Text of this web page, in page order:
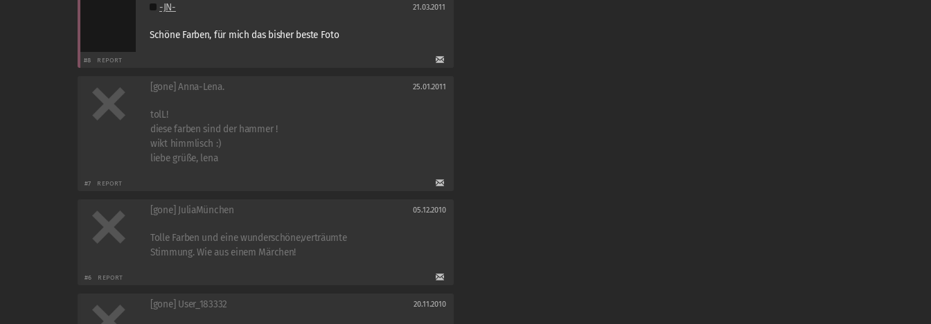
-JN- 21.03.2011
Schöne Farben, für mich das bisher beste Foto
#8 REPORT
[gone] Anna-Lena. 25.01.2011
tolL!
diese farben sind der hammer !
wikt himmlisch :)
liebe grüße, lena
#7 REPORT
[gone] JuliaMünchen 05.12.2010
Tolle Farben und eine wunderschöne,verträumte
Stimmung. Wie aus einem Märchen!
#6 REPORT
[gone] User_183332 20.11.2010